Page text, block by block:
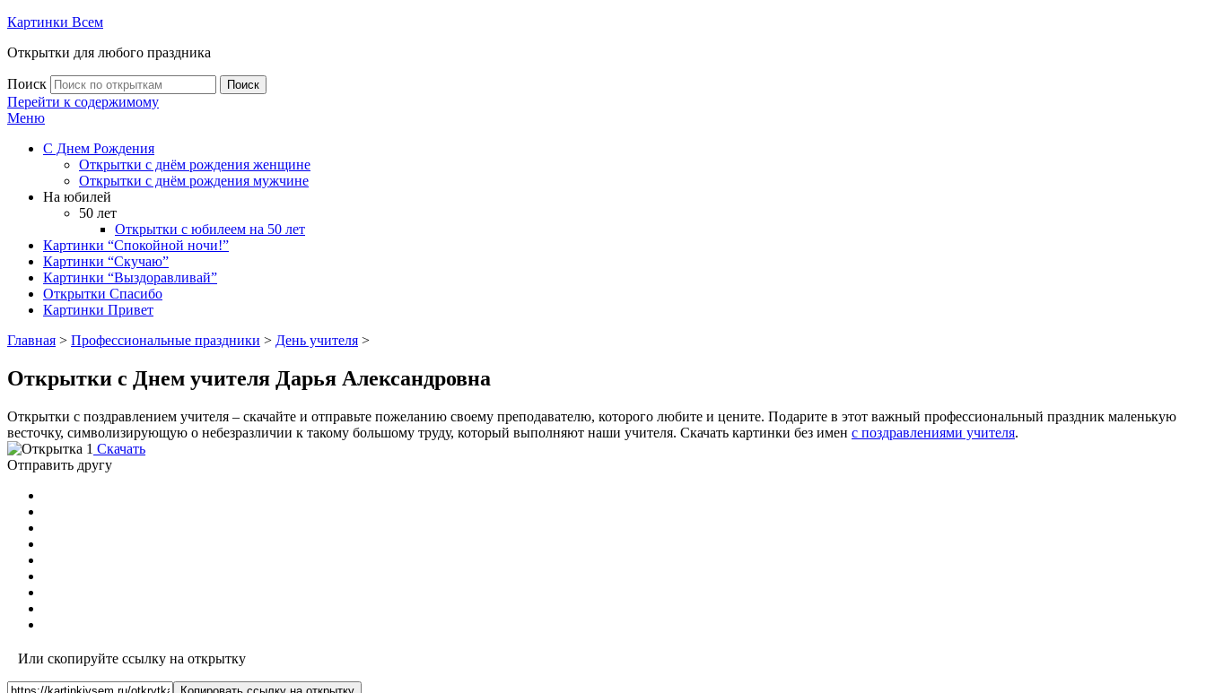
Картинки Всем
Открытки для любого праздника
Поиск Поиск
Перейти к содержимому
Меню
С Днем Рождения
Открытки с днём рождения женщине
Открытки с днём рождения мужчине
На юбилей
50 лет
Открытки с юбилеем на 50 лет
Картинки “Спокойной ночи!”
Картинки “Скучаю”
Картинки “Выздоравливай”
Открытки Спасибо
Картинки Привет
Главная > Профессиональные праздники > День учителя >
Открытки с Днем учителя Дарья Александровна
Открытки с поздравлением учителя – скачайте и отправьте пожеланию своему преподавателю, которого любите и цените. Подарите в этот важный профессиональный праздник маленькую
весточку, символизирующую о небезразличии к такому большому труду, который выполняют наши учителя. Скачать картинки без имен с поздравлениями учителя.
Скачать
Отправить другу
Или скопируйте ссылку на открытку